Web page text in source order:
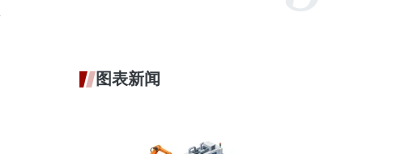
图表新闻